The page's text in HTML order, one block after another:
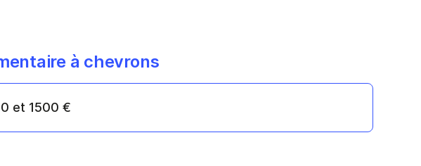
à chevrons
et 1500 €